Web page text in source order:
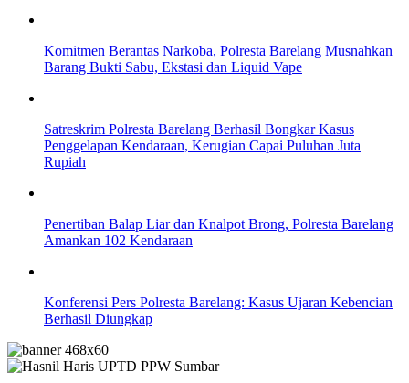
Komitmen Berantas Narkoba, Polresta Barelang Musnahkan
Barang Bukti Sabu, Ekstasi dan Liquid Vape
Satreskrim Polresta Barelang Berhasil Bongkar Kasus
Penggelapan Kendaraan, Kerugian Capai Puluhan Juta
Rupiah
Penertiban Balap Liar dan Knalpot Brong, Polresta Barelang
Amankan 102 Kendaraan
Konferensi Pers Polresta Barelang: Kasus Ujaran Kebencian
Berhasil Diungkap